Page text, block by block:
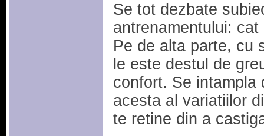
Se tot dezbate
antrenamentului:
Pe de alta parte, cu
le este destul de
confort. Se intampla
acesta al variatiilor
te retine din a